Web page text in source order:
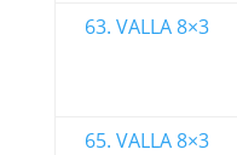
63. VALLA 8×3
65. VALLA 8×3